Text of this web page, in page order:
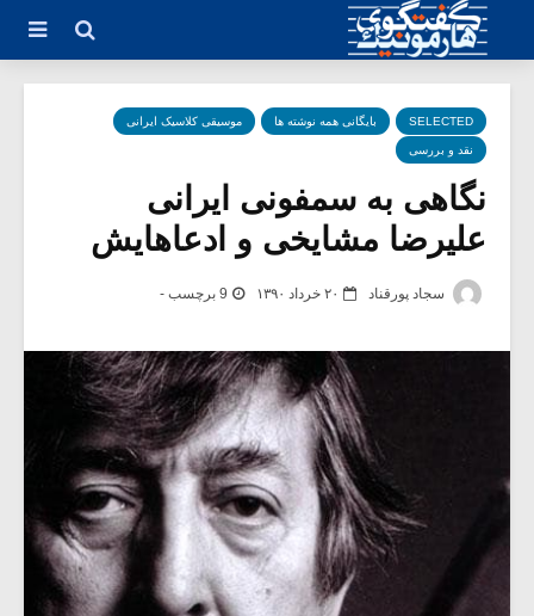
SELECTED بایگانی همه نوشته ها موسیقی کلاسیک ایرانی
نقد و بررسی
نگاهی به سمفونی ایرانی
علیرضا مشایخی و ادعاهایش
سجاد پورقناد ۲۰ خرداد ۱۳۹۰ 9 برچسب -